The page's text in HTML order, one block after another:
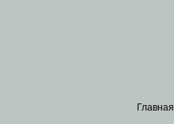
Главная